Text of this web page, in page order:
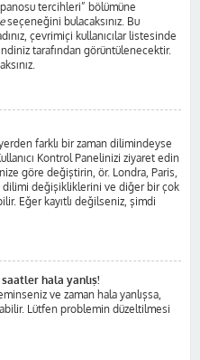
tercihleri” bölümüne
seçeneğini bulacaksınız. Bu
çevrimiçi kullanıcılar listesinde
tarafından görüntülenecektir.
farklı bir zaman dilimindeyse
Kontrol Panelinizi ziyaret edin
göre değiştirin, ör. Londra, Paris,
dilimi değişikliklerini ve diğer bir çok
Eğer kayıtlı değilseniz, şimdi
hala yanlış!
ve zaman hala yanlışsa,
Lütfen problemin düzeltilmesi